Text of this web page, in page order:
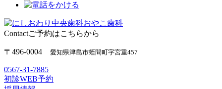
Contactご予約はこちらから
〒496-0004 愛知県津島市蛭間町字宮重457
0567-31-7885
初診WEB予約